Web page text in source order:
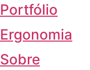
Portfólio
Ergonomia
Sobre